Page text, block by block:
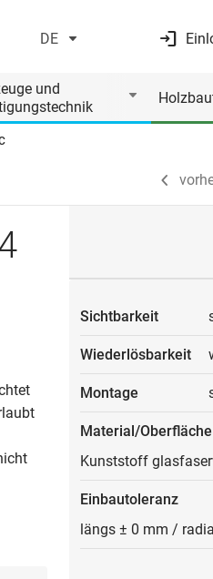
DE
und
Sichtbarkeit
Wiederlösbarkeit
Montage
Material/Oberfläche
Kunststoff
Einbautoleranz
längs ± 0 mm /